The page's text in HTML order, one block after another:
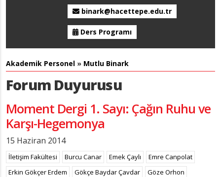
binark@hacettepe.edu.tr
Ders Programı
Akademik Personel » Mutlu Binark
Forum Duyurusu
Moment Dergi 1. Sayı: Çağın Ruhu ve
Karşı-Hegemonya
15 Haziran 2014
İletişim Fakültesi Burcu Canar Emek Çaylı
Emre Canpolat
Erkin Gökçer Erdem
Gökçe Baydar Çavdar
Göze Orhon